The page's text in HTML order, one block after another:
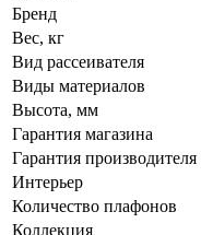
Бренд
Вес, кг
Вид рассеивателя
Виды материалов
Высота, мм
Гарантия магазина
Гарантия производителя
Интерьер
Количество плафонов
Коллекция